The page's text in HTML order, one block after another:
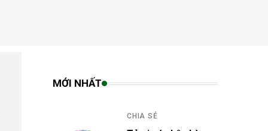
MỚI NHẤT
CHIA SẺ